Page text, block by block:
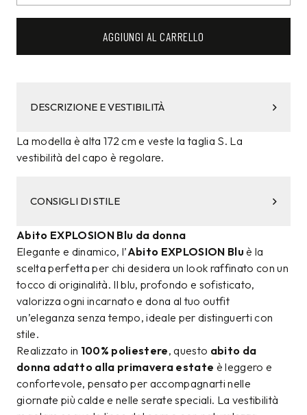
AGGIUNGI AL CARRELLO
DESCRIZIONE E VESTIBILITÀ
La modella è alta 172 cm e veste la taglia S. La
vestibilità del capo è regolare.
CONSIGLI DI STILE
Abito EXPLOSION Blu da donna
Elegante e dinamico, l’Abito EXPLOSION Blu è la
scelta perfetta per chi desidera un look raffinato con un
tocco di originalità. Il blu, profondo e sofisticato,
valorizza ogni incarnato e dona al tuo outfit
un’eleganza senza tempo, ideale per distinguerti con
stile.
Realizzato in 100% poliestere, questo abito da
donna adatto alla primavera estate è leggero e
confortevole, pensato per accompagnarti nelle
giornate più calde e nelle serate speciali. La vestibilità